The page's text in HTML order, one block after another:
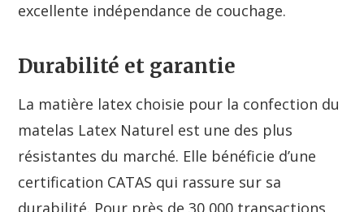
excellente indépendance de couchage.
Durabilité et garantie
La matière latex choisie pour la confection du
matelas Latex Naturel est une des plus
résistantes du marché. Elle bénéficie d’une
certification CATAS qui rassure sur sa
durabilité. Pour près de 30 000 transactions